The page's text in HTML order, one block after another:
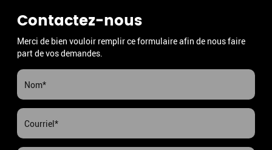
Contactez-nous
Merci de bien vouloir remplir ce formulaire afin de nous faire
part de vos demandes.